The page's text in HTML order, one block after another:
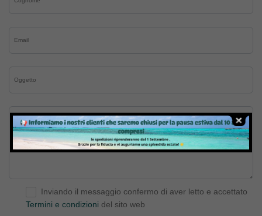
Inviando il messaggio confermo di aver letto e accettato
Termini e condizioni del sito web